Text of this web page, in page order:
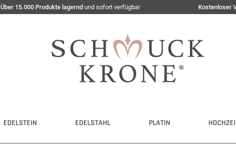
Über 15.000 Produkte lagernd und sofort verfügbar Kostenloser
EDELSTEIN EDELSTAHL PLATIN